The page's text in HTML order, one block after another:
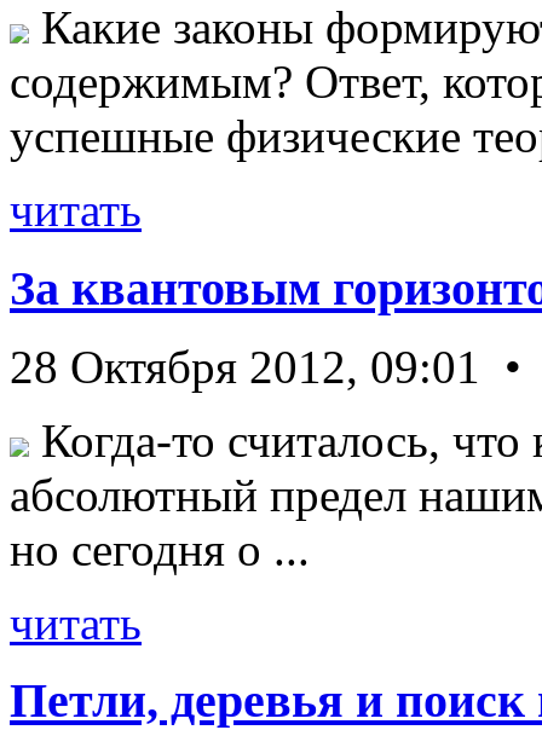
Какие законы
содержимым? Ответ,
успешные физические
читать
За квантовым
28 Октября 2012, 09:01
Когда-то считалось, что
абсолютный предел
но сегодня о ...
читать
Петли, деревья и